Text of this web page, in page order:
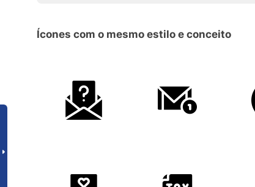
Ícones com o mesmo estilo e conceito